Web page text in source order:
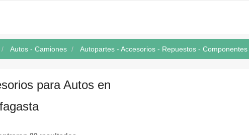
Autos - Camiones Autopartes - Accesorios - Repuestos - Componentes
para Autos en